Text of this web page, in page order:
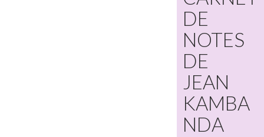
DE
NOTES
DE
JEAN
KAMBA
NDA